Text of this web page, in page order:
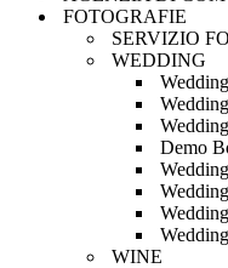
FOTOGRAFIE
SERVIZIO
WEDDING
Demo
WINE